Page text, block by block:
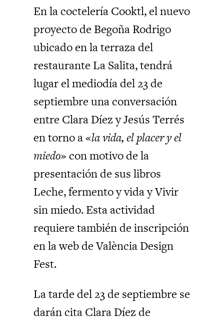
En la coctelería Cooktl, el nuevo
proyecto de Begoña Rodrigo
ubicado en la terraza del
restaurante La Salita, tendrá
lugar el mediodía del 23 de
septiembre una conversación
entre Clara Díez y Jesús Terrés
en torno a «la vida, el placer y el
miedo»con motivo de la
presentación de sus libros
Leche, fermento y vida y Vivir
sin miedo. Esta actividad
requiere también de inscripción
en la web de València Design
Fest.
La tarde del 23 de septiembre se
darán cita Clara Díez de